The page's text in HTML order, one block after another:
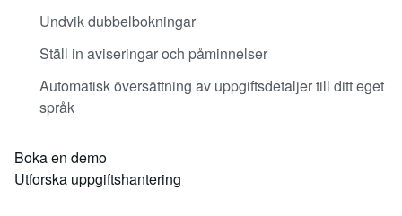
Undvik dubbelbokningar
Ställ in aviseringar och påminnelser
Automatisk översättning av uppgiftsdetaljer till ditt eget
språk
Boka en demo
Utforska uppgiftshantering